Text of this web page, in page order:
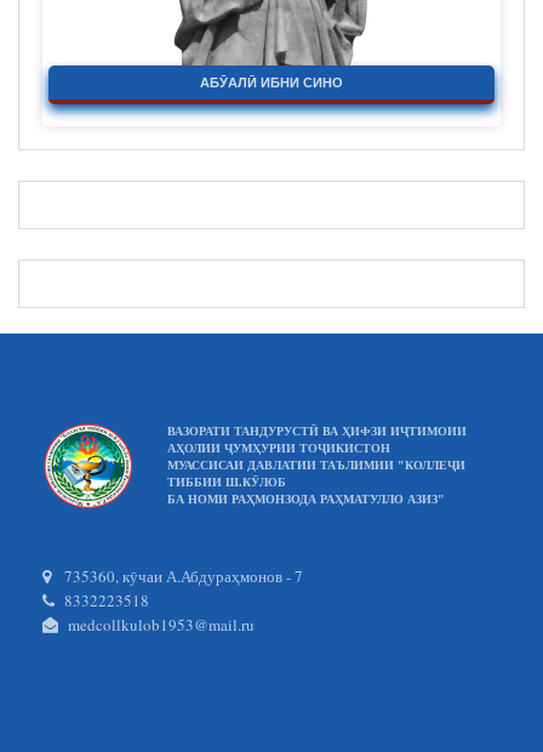
АБӮАЛӢ ИБНИ СИНО
ВАЗОРАТИ ТАНДУРУСТӢ ВА ҲИФЗИ ИҶТИМОИИ
АҲОЛИИ ҶУМҲУРИИ ТОҶИКИСТОН
МУАССИСАИ ДАВЛАТИИ ТАЪЛИМИИ "КОЛЛЕҶИ
ТИББИИ Ш.КӮЛОБ
БА НОМИ РАҲМОНЗОДА РАҲМАТУЛЛО АЗИЗ"
735360, кӯчаи А.Абдураҳмонов - 7
8332223518
medcollkulob1953@mail.ru